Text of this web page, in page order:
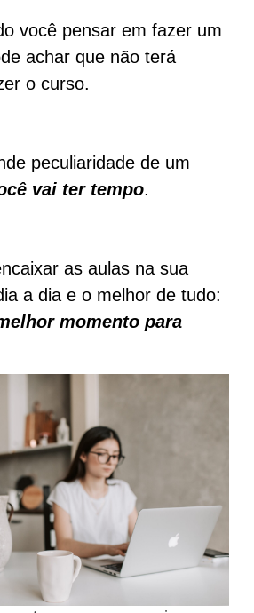
você pensar em fazer um
achar que não terá
o curso.
peculiaridade de um
vai ter tempo.
as aulas na sua
a dia e o melhor de tudo:
momento para